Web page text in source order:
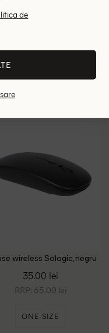
Kinzo, negru
RRP: 129.00 lei
wireless Sologic, negru
35.00 lei
RRP: 65.00 lei
ONE SIZE
de